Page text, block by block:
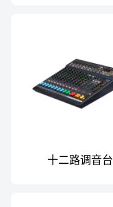
十二路调音台